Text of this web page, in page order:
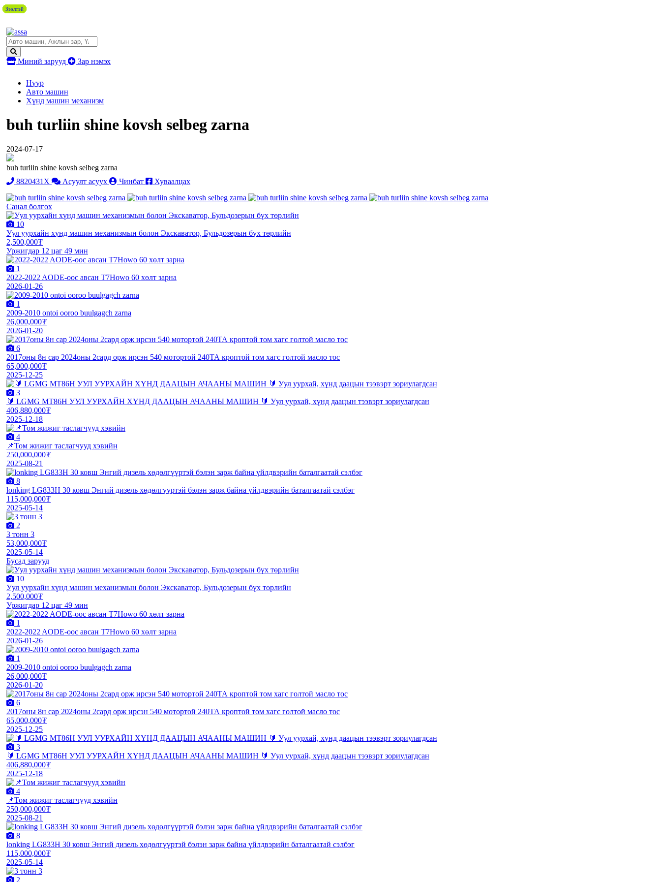
Миний зарууд Зар нэмэх
Нүүр
Авто машин
Хүнд машин механизм
buh turliin shine kovsh selbeg zarna
2024-07-17
buh turliin shine kovsh selbeg zarna
8820431X
Асуулт асуух Чинбат Хуваалцах
Санал болгох
Зээлтэй
10
Уул уурхайн хүнд машин механизмын болон Экскаватор, Бульдозерын бүх төрлийн
2,500,000₮
Уржигдар 12 цаг 49 мин
1
2022-2022 AODE-оос авсан T7Howo 60 хөлт зарна
2026-01-26
Зээлтэй
1
2009-2010 ontoi ooroo buulgagch zarna
26,000,000₮
2026-01-20
6
2017оны 8н сар 2024оны 2сард орж ирсэн 540 мотортой 240ТА кроптой том хагс голтой масло тос
65,000,000₮
2025-12-25
3
🔰 LGMG MT86H УУЛ УУРХАЙН ХҮНД ДААЦЫН АЧААНЫ МАШИН 🔰 Уул уурхай, хүнд даацын тээвэрт зориулагдсан
406,880,000₮
2025-12-18
4
📌Том жижиг таслагчууд хэвийн
250,000,000₮
2025-08-21
8
lonking LG833H 30 ковш Энгий дизель хөдөлгүүртэй бэлэн зарж байна үйлдвэрийн баталгаатай сэлбэг
115,000,000₮
2025-05-14
2
3 тонн 3
53,000,000₮
2025-05-14
Бусад зарууд
Зээлтэй
10
Уул уурхайн хүнд машин механизмын болон Экскаватор, Бульдозерын бүх төрлийн
2,500,000₮
Уржигдар 12 цаг 49 мин
1
2022-2022 AODE-оос авсан T7Howo 60 хөлт зарна
2026-01-26
Зээлтэй
1
2009-2010 ontoi ooroo buulgagch zarna
26,000,000₮
2026-01-20
6
2017оны 8н сар 2024оны 2сард орж ирсэн 540 мотортой 240ТА кроптой том хагс голтой масло тос
65,000,000₮
2025-12-25
3
🔰 LGMG MT86H УУЛ УУРХАЙН ХҮНД ДААЦЫН АЧААНЫ МАШИН 🔰 Уул уурхай, хүнд даацын тээвэрт зориулагдсан
406,880,000₮
2025-12-18
4
📌Том жижиг таслагчууд хэвийн
250,000,000₮
2025-08-21
8
lonking LG833H 30 ковш Энгий дизель хөдөлгүүртэй бэлэн зарж байна үйлдвэрийн баталгаатай сэлбэг
115,000,000₮
2025-05-14
2
Зээлтэй